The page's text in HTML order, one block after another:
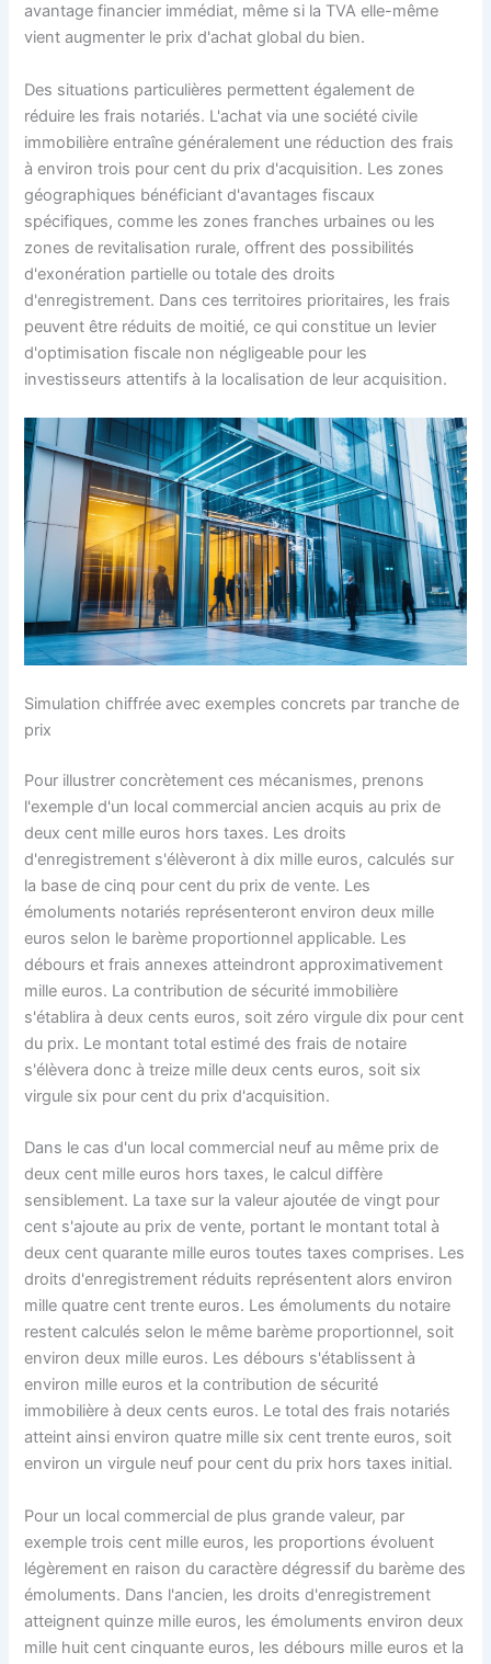
avantage financier immédiat, même si la TVA elle-même
vient augmenter le prix d'achat global du bien.
Des situations particulières permettent également de
réduire les frais notariés. L'achat via une société civile
immobilière entraîne généralement une réduction des frais
à environ trois pour cent du prix d'acquisition. Les zones
géographiques bénéficiant d'avantages fiscaux
spécifiques, comme les zones franches urbaines ou les
zones de revitalisation rurale, offrent des possibilités
d'exonération partielle ou totale des droits
d'enregistrement. Dans ces territoires prioritaires, les frais
peuvent être réduits de moitié, ce qui constitue un levier
d'optimisation fiscale non négligeable pour les
investisseurs attentifs à la localisation de leur acquisition.
Simulation chiffrée avec exemples concrets par tranche de
prix
Pour illustrer concrètement ces mécanismes, prenons
l'exemple d'un local commercial ancien acquis au prix de
deux cent mille euros hors taxes. Les droits
d'enregistrement s'élèveront à dix mille euros, calculés sur
la base de cinq pour cent du prix de vente. Les
émoluments notariés représenteront environ deux mille
euros selon le barème proportionnel applicable. Les
débours et frais annexes atteindront approximativement
mille euros. La contribution de sécurité immobilière
s'établira à deux cents euros, soit zéro virgule dix pour cent
du prix. Le montant total estimé des frais de notaire
s'élèvera donc à treize mille deux cents euros, soit six
virgule six pour cent du prix d'acquisition.
Dans le cas d'un local commercial neuf au même prix de
deux cent mille euros hors taxes, le calcul diffère
sensiblement. La taxe sur la valeur ajoutée de vingt pour
cent s'ajoute au prix de vente, portant le montant total à
deux cent quarante mille euros toutes taxes comprises. Les
droits d'enregistrement réduits représentent alors environ
mille quatre cent trente euros. Les émoluments du notaire
restent calculés selon le même barème proportionnel, soit
environ deux mille euros. Les débours s'établissent à
environ mille euros et la contribution de sécurité
immobilière à deux cents euros. Le total des frais notariés
atteint ainsi environ quatre mille six cent trente euros, soit
environ un virgule neuf pour cent du prix hors taxes initial.
Pour un local commercial de plus grande valeur, par
exemple trois cent mille euros, les proportions évoluent
légèrement en raison du caractère dégressif du barème des
émoluments. Dans l'ancien, les droits d'enregistrement
atteignent quinze mille euros, les émoluments environ deux
mille huit cent cinquante euros, les débours mille euros et la